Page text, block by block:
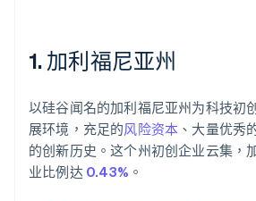
1. 加利福尼亚州
以硅谷闻名的加利福尼亚州为科技初
展环境，充足的风险资本 、大量优秀
的创新历史。这个州初创企业云集，
业比例达 0.43% 。